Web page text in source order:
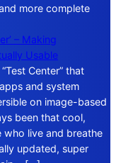
more complete
– Making
Usable
Center” that
and system
on image-based
been that cool,
live and breathe
updated, super